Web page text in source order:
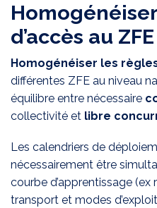
d’accès au ZFE
Homogénéiser les
différentes ZFE au niveau
équilibre entre nécessaire
collectivité et libre
Les calendriers de
nécessairement être
courbe d’apprentissage (ex
transport et modes